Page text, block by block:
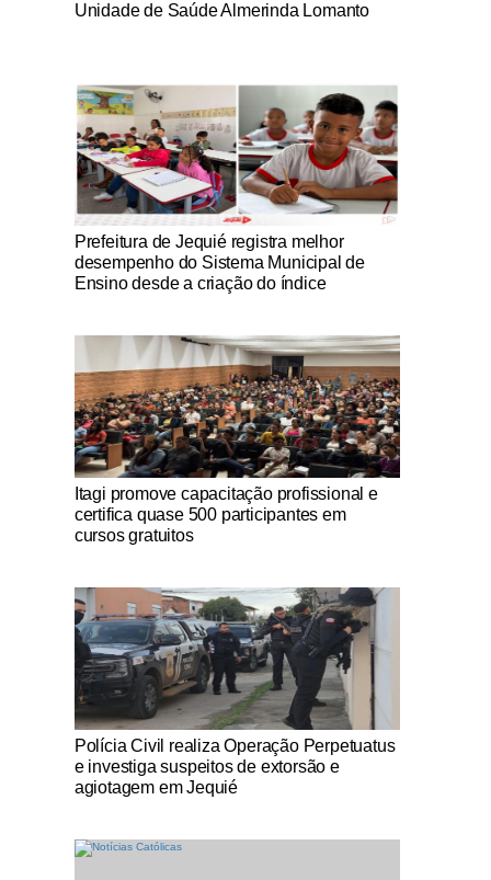
Unidade de Saúde Almerinda Lomanto
Notícias Católicas
Prefeitura de Jequié registra melhor
desempenho do Sistema Municipal de
Ensino desde a criação do índice
Notícias Católicas
Itagi promove capacitação profissional e
certifica quase 500 participantes em
cursos gratuitos
Notícias Católicas
Polícia Civil realiza Operação Perpetuatus
e investiga suspeitos de extorsão e
agiotagem em Jequié